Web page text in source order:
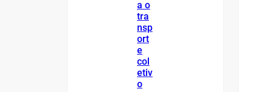
a o
tra
nsp
ort
e
col
etiv
o